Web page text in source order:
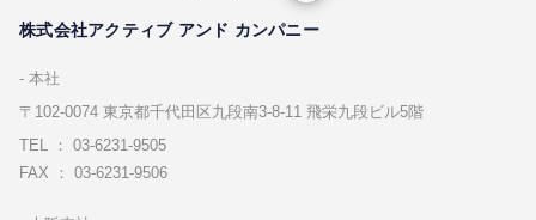
株式会社アクティブ アンド カンパニー
本社
〒102-0074 東京都千代⽥区九段南3-8-11 飛栄九段ビル5階
TEL ： 03-6231-9505
FAX ： 03-6231-9506